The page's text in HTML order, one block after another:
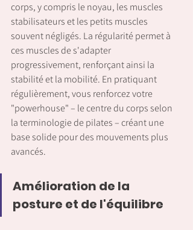
corps, y compris le noyau, les muscles
stabilisateurs et les petits muscles
souvent négligés. La régularité permet à
ces muscles de s'adapter
progressivement, renforçant ainsi la
stabilité et la mobilité. En pratiquant
régulièrement, vous renforcez votre
"powerhouse" – le centre du corps selon
la terminologie de pilates – créant une
base solide pour des mouvements plus
avancés.
Amélioration de la
posture et de l'équilibre